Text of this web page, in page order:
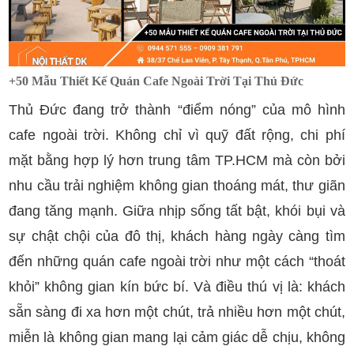
+50 Mẫu Thiết Kế Quán Cafe Ngoài Trời Tại Thủ Đức
Thủ Đức đang trở thành “điểm nóng” của mô hình
cafe ngoài trời. Không chỉ vì quỹ đất rộng, chi phí
mặt bằng hợp lý hơn trung tâm TP.HCM mà còn bởi
nhu cầu trải nghiệm không gian thoáng mát, thư giãn
đang tăng mạnh. Giữa nhịp sống tất bật, khói bụi và
sự chật chội của đô thị, khách hàng ngày càng tìm
đến những quán cafe ngoài trời như một cách “thoát
khỏi” không gian kín bức bí. Và điều thú vị là: khách
sẵn sàng đi xa hơn một chút, trả nhiều hơn một chút,
miễn là không gian mang lại cảm giác dễ chịu, không